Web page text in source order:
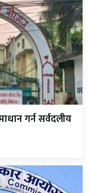
गर्न सर्वदलीय